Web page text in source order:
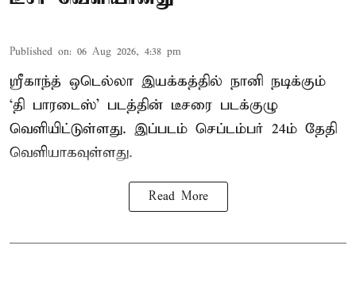
Published on: 06 Aug 2026, 4:38 pm
ஸ்ரீகாந்த் ஒடெல்லா இயக்கத்தில் நானி நடிக்கும்
‘தி பாரடைஸ்’ படத்தின் டீசரை படக்குழு
வெளியிட்டுள்ளது. இப்படம் செப்டம்பர் 24ம் தேதி
வெளியாகவுள்ளது.
Read More